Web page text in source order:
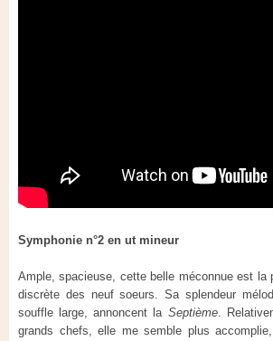
Symphonie n°2 en ut mineur
Ample, spacieuse, cette belle méconnue est la
discrète des neuf soeurs. Sa splendeur
souffle large, annoncent laSeptième.
grands chefs, elle me semble plus